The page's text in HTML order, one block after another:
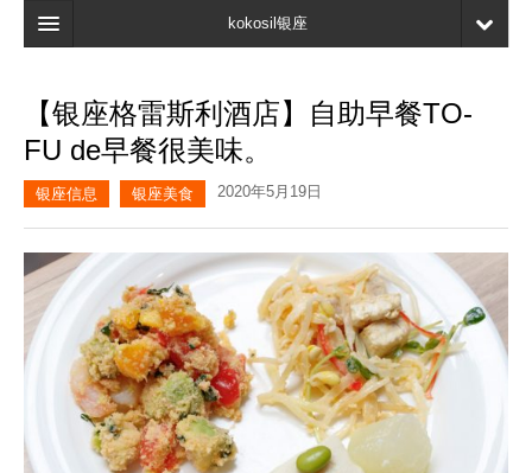
kokosil银座
搜索
最新信息
我的页面
【银座格雷斯利酒店】自助早餐TO-
FU de早餐很美味。
银座信息 银座美食 2020年5月19日